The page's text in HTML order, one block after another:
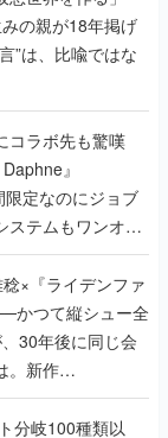
コラボ先も驚嘆
』
定なのにジョブ
テムもワンオフ
ィレクターに聞
×『ライデンファ
かつて縦シュー全
30年後に同じ会
。新作
で初タッグを組
開発秘話
分岐100種類以
本を売った、中国
ブドラマゲーム
』の、規模が違